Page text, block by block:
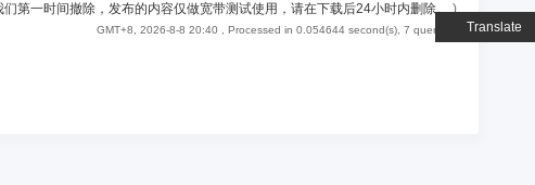
Translate
们第一时间撤除，发布的内容仅做宽带测试使用，请在下载后24小时内删除。)
GMT+8, 2026-8-8 20:40 , Processed in 0.054644 second(s), 7 queries .